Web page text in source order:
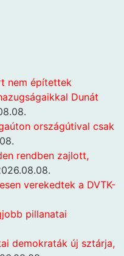
nem építettek
Dunát
országútival csak
rendben zajlott,
verekedtek a DVTK-
pillanatai
demokraták új sztárja,